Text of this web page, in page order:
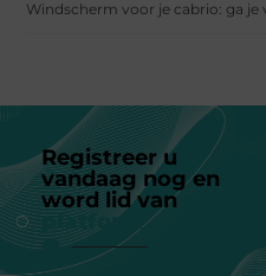
Windscherm voor je cabrio: ga
Registreer u
vandaag nog en
word lid van
platform